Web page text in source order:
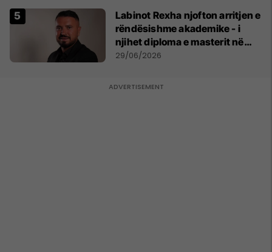
Labinot Rexha njofton arritjen e
rëndësishme akademike - i
njihet diploma e masterit në
Psikologji në Zvicër
29/06/2026